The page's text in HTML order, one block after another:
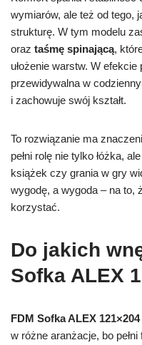
wymiarów, ale też od tego,
strukturę. W tym modelu
oraz taśmę spinającą,
ułożenie warstw. W
przewidywalna w
i zachowuje swój kształt.
To rozwiązanie ma
pełni rolę nie tylko łóżka,
książek czy grania w gry
wygodę, a wygoda – na to,
korzystać.
Do jakich
Sofka ALEX
FDM Sofka ALEX 121×204
w różne aranżacje, bo